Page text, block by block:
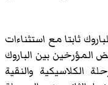
ثابتا مع استثناءات
المؤرخين بين الباروك
الكلاسيكية والنقية